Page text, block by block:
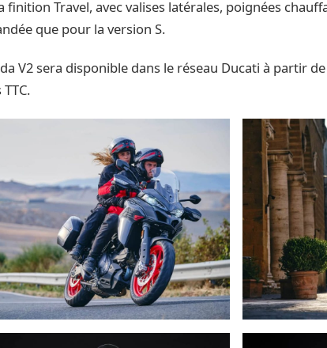
finition Travel, avec valises latérales, poignées
que pour la version S.
V2 sera disponible dans le réseau Ducati à partir